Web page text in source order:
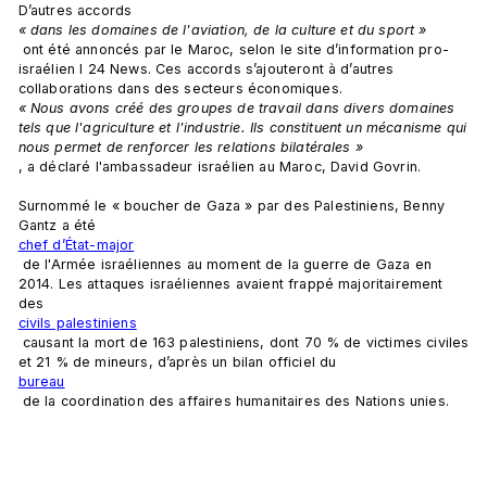
D’autres accords
« dans les domaines de l'aviation, de la culture et du sport »
israélien I 24 News. Ces accords s’ajouteront à d’autres
collaborations dans des secteurs économiques.
« Nous avons créé des groupes de travail dans divers domaines
tels que l'agriculture et l'industrie. Ils constituent un mécanisme qui
nous permet de renforcer les relations bilatérales »
, a déclaré l'ambassadeur israélien au Maroc, David Govrin.
Surnommé le « boucher de Gaza » par des Palestiniens, Benny
Gantz a été
chef d’État-major
de l'Armée israéliennes au moment de la guerre de Gaza en
2014. Les attaques israéliennes avaient frappé majoritairement
des
civils palestiniens
et 21 % de mineurs, d’après un bilan officiel du
bureau